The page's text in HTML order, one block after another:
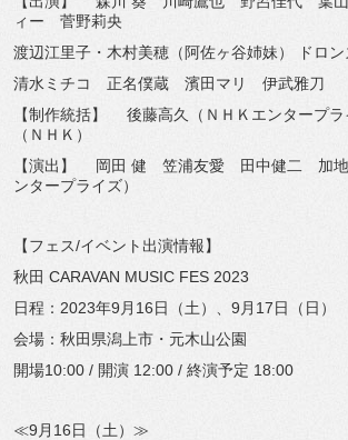
ィー 菅野莉央
渡辺江里子・木村美穂（阿佐ヶ谷姉妹） ドロン
清水ミチコ 正名僕蔵 濱田マリ 伊武雅
【制作統括】 後藤高久（ＮＨＫエンタープ
（ＮＨＫ）
【演出】 岡田 健 笠浦友愛 田中健二 加地
ンタープライズ）
【フェス/イベント出演情報】
秋田 CARAVAN MUSIC FES 2023
日程：2023年9月16日（土）、9月17日（日）
会場：秋田県潟上市・元木山公園
開場10:00 / 開演 12:00 / 終演予定 18:00
≪9月16日（土）≫